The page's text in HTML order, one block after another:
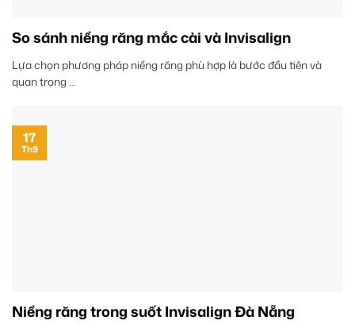
So sánh niềng răng mắc cài và Invisalign
Lựa chọn phương pháp niềng răng phù hợp là bước đầu tiên và
quan trọng ...
Niềng răng trong suốt Invisalign Đà Nẵng
17
Th9